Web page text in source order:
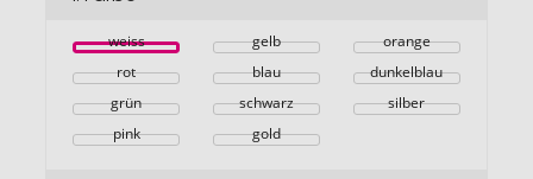
weiss gelb
orange
rot
blau
dunkelblau
grün
schwarz
silber
pink
gold